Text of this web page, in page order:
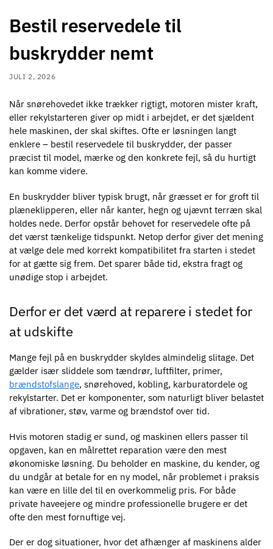
Bestil reservedele til
buskrydder nemt
JULI 2, 2026
Når snørehovedet ikke trækker rigtigt, motoren mister kraft,
eller rekylstarteren giver op midt i arbejdet, er det sjældent
hele maskinen, der skal skiftes. Ofte er løsningen langt
enklere – bestil reservedele til buskrydder, der passer
præcist til model, mærke og den konkrete fejl, så du hurtigt
kan komme videre.
En buskrydder bliver typisk brugt, når græsset er for groft til
plæneklipperen, eller når kanter, hegn og ujævnt terræn skal
holdes nede. Derfor opstår behovet for reservedele ofte på
det værst tænkelige tidspunkt. Netop derfor giver det mening
at vælge dele med korrekt kompatibilitet fra starten i stedet
for at gætte sig frem. Det sparer både tid, ekstra fragt og
unødige stop i arbejdet.
Derfor er det værd at reparere i stedet for
at udskifte
Mange fejl på en buskrydder skyldes almindelig slitage. Det
gælder især sliddele som tændrør, luftfilter, primer,
brændstofslange, snørehoved, kobling, karburatordele og
rekylstarter. Det er komponenter, som naturligt bliver belastet
af vibrationer, støv, varme og brændstof over tid.
Hvis motoren stadig er sund, og maskinen ellers passer til
opgaven, kan en målrettet reparation være den mest
økonomiske løsning. Du beholder en maskine, du kender, og
du undgår at betale for en ny model, når problemet i praksis
kan være en lille del til en overkommelig pris. For både
private haveejere og mindre professionelle brugere er det
ofte den mest fornuftige vej.
Der er dog situationer, hvor det afhænger af maskinens alder